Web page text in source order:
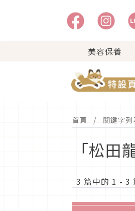
美容保養
首頁 關鍵字列
「松田
3 篇中的 1 - 3